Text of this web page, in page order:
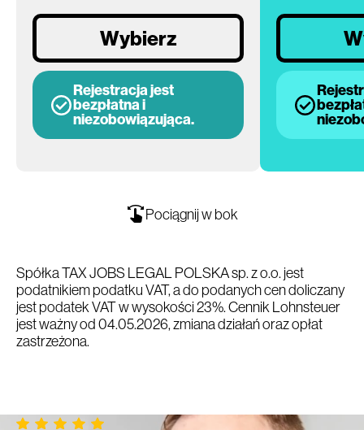
Wybierz
Rejestracja jest
bezpłatna i
niezobowiązująca.
Pociągnij w bok
Spółka TAX JOBS LEGAL POLSKA sp. z o.o. jest
podatnikiem podatku VAT, a do podanych cen doliczany
jest podatek VAT w wysokości 23%. Cennik Lohnsteuer
jest ważny od 04.05.2026, zmiana działań oraz opłat
zastrzeżona.